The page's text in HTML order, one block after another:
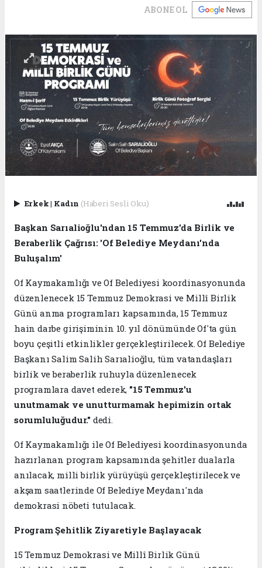
ABONE OL
Erkek| Kadın (Haberi Sesli Oku)
Başkan Sarıalioğlu'ndan 15 Temmuz'da Birlik ve
Beraberlik Çağrısı: 'Of Belediye Meydanı'nda
Buluşalım'
Of Kaymakamlığı ve Of Belediyesi koordinasyonunda
düzenlenecek 15 Temmuz Demokrasi ve Millî Birlik
Günü anma programları kapsamında, 15 Temmuz
hain darbe girişiminin 10. yıl dönümünde Of'ta gün
boyu çeşitli etkinlikler gerçekleştirilecek. Of Belediye
Başkanı Salim Salih Sarıalioğlu, tüm vatandaşları
birlik ve beraberlik ruhuyla düzenlenecek
programlara davet ederek, "15 Temmuz'u
unutmamak ve unutturmamak hepimizin ortak
sorumluluğudur." dedi.
Of Kaymakamlığı ile Of Belediyesi koordinasyonunda
hazırlanan program kapsamında şehitler dualarla
anılacak, milli birlik yürüyüşü gerçekleştirilecek ve
akşam saatlerinde Of Belediye Meydanı'nda
demokrasi nöbeti tutulacak.
Program Şehitlik Ziyaretiyle Başlayacak
15 Temmuz Demokrasi ve Millî Birlik Günü